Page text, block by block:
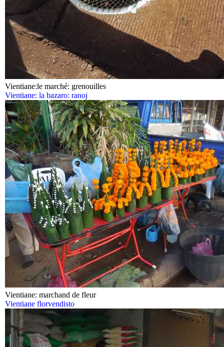
Vientiane:le marché: grenouilles
Vientiane: la bazaro: ranoj
Vientiane: marchand de fleur
Vientiane florvendisto